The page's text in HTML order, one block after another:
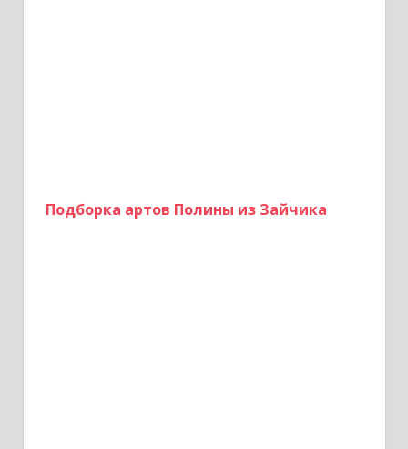
Подборка артов Полины из Зайчика